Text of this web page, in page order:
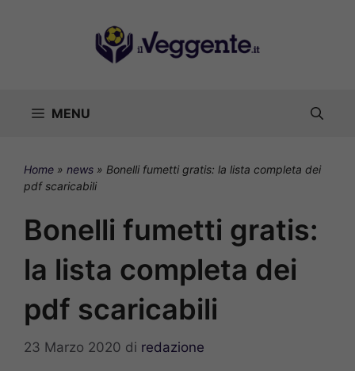
MENU
Home » news » Bonelli fumetti gratis: la lista completa dei
pdf scaricabili
Bonelli fumetti gratis:
la lista completa dei
pdf scaricabili
23 Marzo 2020 di redazione